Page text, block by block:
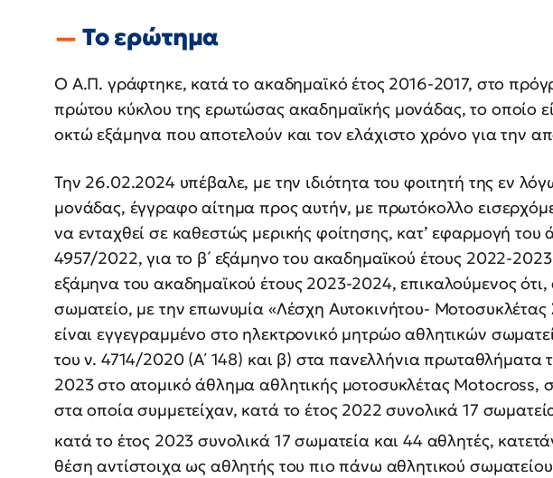
Το ερώτημα
Ο Α.Π. γράφτηκε, κατά το ακαδημαϊκό έτος 2016-2017, στο
πρώτου κύκλου της ερωτώσας ακαδημαϊκής μονάδας, το οποίο
οκτώ εξάμηνα που αποτελούν και τον ελάχιστο χρόνο για την
Την 26.02.2024 υπέβαλε, με την ιδιότητα του φοιτητή της εν
μονάδας, έγγραφο αίτημα προς αυτήν, με πρωτόκολλο
να ενταχθεί σε καθεστώς μερικής φοίτησης, κατ’ εφαρμογή του
4957/2022, για το β΄ εξάμηνο του ακαδημαϊκού έτους 2022-2023
εξάμηνα του ακαδημαϊκού έτους 2023-2024, επικαλούμενος ότι,
σωματείο, με την επωνυμία «Λέσχη Αυτοκινήτου-
είναι εγγεγραμμένο στο ηλεκτρονικό μητρώο αθλητικών
του ν. 4714/2020 (Α΄ 148) και β) στα πανελλήνια πρωταθλήματα
2023 στο ατομικό άθλημα αθλητικής μοτοσυκλέτας Motocross,
στα οποία συμμετείχαν, κατά το έτος 2022 συνολικά 17
κατά το έτος 2023 συνολικά 17 σωματεία και 44 αθλητές,
θέση αντίστοιχα ως αθλητής του πιο πάνω αθλητικού